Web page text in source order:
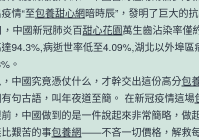
情“至包養甜心網暗時辰”，發明了巨大的
，中國新冠肺炎百甜心花園萬生齒沾染率僅
94.3%,病逝世率低至4.09%,湖北以外埠區
。
中國究竟憑仗什么，才幹交出這份高分包
句古語，叫年夜道至簡。 在新冠疫情這場
，中國做到的是一件說起來非常簡略，做
艱苦的事包養網——不吝一切價格，解救